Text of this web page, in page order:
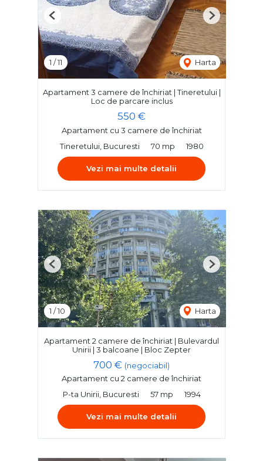
1 /11 Harta
Previous Next
Apartament 3 camere de închiriat | Tineretului |
Loc de parcare inclus
550 €
Apartament cu 3 camere de închiriat
Tineretului, Bucuresti
70 mp 1980
Vezi mai multe detalii
1 /10 Harta
Previous Next
Apartament 2 camere de închiriat | Bulevardul
Unirii | 3 balcoane | Bloc Zepter
700 € (negociabil)
Apartament cu 2 camere de închiriat
P-ta Unirii, Bucuresti
57 mp 1994
Vezi mai multe detalii